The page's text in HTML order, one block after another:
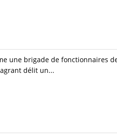
une brigade de fonctionnaires
délit un...